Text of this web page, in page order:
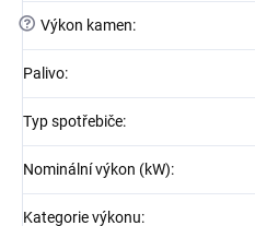
? Výkon kamen:
Palivo:
Typ spotřebiče:
Nominální výkon (kW):
Kategorie výkonu: